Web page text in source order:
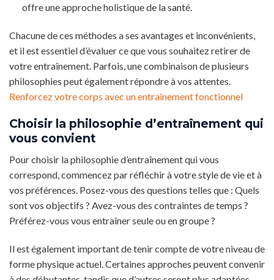
offre une approche holistique de la santé.
Chacune de ces méthodes a ses avantages et inconvénients,
et il est essentiel d’évaluer ce que vous souhaitez retirer de
votre entraînement. Parfois, une combinaison de plusieurs
philosophies peut également répondre à vos attentes.
Renforcez votre corps avec un entraînement fonctionnel
Choisir la philosophie d’entraînement qui
vous convient
Pour choisir la philosophie d’entraînement qui vous
correspond, commencez par réfléchir à votre style de vie et à
vos préférences. Posez-vous des questions telles que : Quels
sont vos objectifs ? Avez-vous des contraintes de temps ?
Préférez-vous vous entraîner seule ou en groupe ?
Il est également important de tenir compte de votre niveau de
forme physique actuel. Certaines approches peuvent convenir